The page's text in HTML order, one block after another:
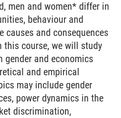
men and women* differ in
behaviour and
causes and consequences
this course, we will study
gender and economics
and empirical
may include gender
power dynamics in the
discrimination,